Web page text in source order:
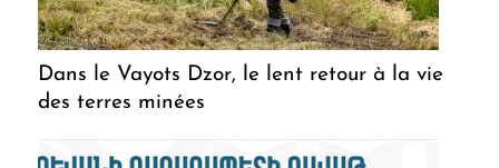
Dans le Vayots Dzor, le lent retour à la vie
des terres minées